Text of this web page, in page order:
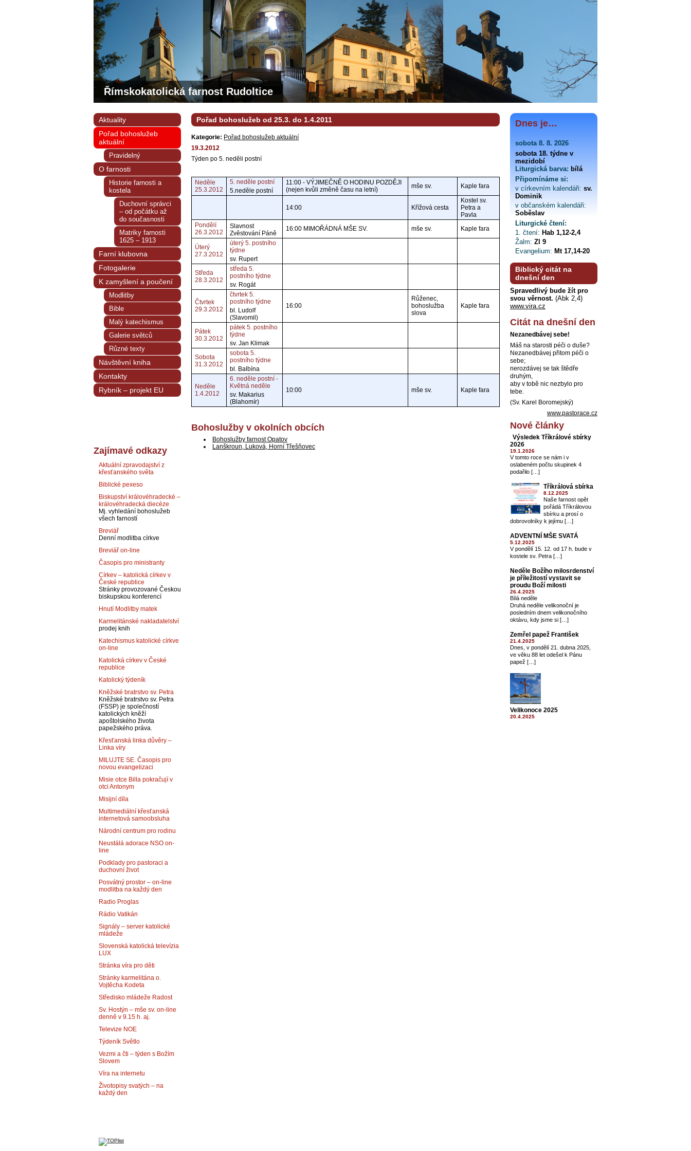
Římskokatolická farnost Rudoltice
Pořad bohoslužeb od 25.3. do 1.4.2011
Kategorie: Pořad bohoslužeb aktuální
19.3.2012
Týden po 5. neděli postní
Neděle
25.3.2012
5. neděle postní
5.neděle postní
11:00 - VÝJIMEČNĚ O HODINU POZDĚJI
(nejen kvůli změně času na letní)
mše sv. Kaple fara
14:00 Křížová cesta
Kostel sv.
Petra a
Pavla
Pondělí
26.3.2012
Slavnost
Zvěstování Páně
16:00 MIMOŘÁDNÁ MŠE SV. mše sv. Kaple fara
Úterý
27.3.2012
úterý 5. postního
týdne
sv. Rupert
Středa
28.3.2012
středa 5.
postního týdne
sv. Rogát
Čtvrtek
29.3.2012
čtvrtek 5.
postního týdne
bl. Ludolf
(Slavomil)
16:00
Růženec,
bohoslužba
slova
Kaple fara
Pátek
30.3.2012
pátek 5. postního
týdne
sv. Jan Klimak
Sobota
31.3.2012
sobota 5.
postního týdne
bl. Balbína
Neděle
1.4.2012
6. neděle postní -
Květná neděle
sv. Makarius
(Blahomír)
10:00 mše sv. Kaple fara
Bohoslužby v okolních obcích
Bohoslužby farnost Opatov
Lanškroun, Luková, Horní Třešňovec
Aktuality
Pořad bohoslužeb
aktuální
Pravidelný
O farnosti
Historie farnosti a
kostela
Duchovní správci
– od počátku až
do současnosti
Matriky farnosti
1625 – 1913
Farní klubovna
Fotogalerie
K zamyšlení a poučení
Modlitby
Bible
Malý katechismus
Galerie světců
Různé texty
Návštěvní kniha
Kontakty
Rybník – projekt EU
Zajímavé odkazy
Aktuální zpravodajství z
křesťanského světa
Biblické pexeso
Biskupství královéhradecké –
královéhradecká diecéze
Mj. vyhledání bohoslužeb
všech farností
Breviář
Denní modlitba církve
Breviář on-line
Časopis pro ministranty
Církev – katolická církev v
České republice
Stránky provozované Českou
biskupskou konferencí
Hnutí Modlitby matek
Karmelitánské nakladatelství
prodej knih
Katechismus katolické církve
on-line
Katolická církev v České
republice
Katolický týdeník
Kněžské bratrstvo sv. Petra
Kněžské bratrstvo sv. Petra
(FSSP) je společností
katolických kněží
apoštolského života
papežského práva.
Křesťanská linka důvěry –
Linka víry
MILUJTE SE. Časopis pro
novou evangelizaci
Misie otce Billa pokračují v
otci Antonym
Misijní díla
Multimediální křesťanská
internetová samoobsluha
Národní centrum pro rodinu
Neustálá adorace NSO on-
line
Podklady pro pastoraci a
duchovní život
Posvátný prostor – on-line
modlitba na každý den
Radio Proglas
Rádio Vatikán
Signály – server katolické
mládeže
Slovenská katolická televízia
LUX
Stránka víra pro děti
Stránky karmelitána o.
Vojtěcha Kodeta
Středisko mládeže Radost
Sv. Hostýn – mše sv. on-line
denně v 9.15 h. aj.
Televize NOE
Týdeník Světlo
Vezmi a čti – týden s Božím
Slovem
Víra na internetu
Životopisy svatých – na
každý den
Dnes je…
sobota 8. 8. 2026
sobota 18. týdne v
mezidobí
Liturgická barva: bílá
Připomínáme si:
v církevním kalendáři: sv.
Dominik
v občanském kalendáři:
Soběslav
Liturgické čtení:
1. čtení: Hab 1,12-2,4
Žalm: Zl 9
Evangelium: Mt 17,14-20
Biblický citát na
dnešní den
Spravedlivý bude žít pro
svou věrnost. (Abk 2,4)
www.vira.cz
Citát na dnešní den
Nezanedbávej sebe!
Máš na starosti péči o duše?
Nezanedbávej přitom péči o
sebe;
nerozdávej se tak štědře
druhým,
aby v tobě nic nezbylo pro
tebe.
(Sv. Karel Boromejský)
www.pastorace.cz
Nové články
Výsledek Tříkrálové sbírky
2026
19.1.2026
V tomto roce se nám i v
oslabeném počtu skupinek 4
podařilo […]
Tříkrálová sbírka
8.12.2025
Naše farnost opět
pořádá Tříkrálovou
sbírku a prosí o
dobrovolníky k jejímu […]
ADVENTNÍ MŠE SVATÁ
5.12.2025
V pondělí 15. 12. od 17 h. bude v
kostele sv. Petra […]
Neděle Božího milosrdenství
je příležitostí vystavit se
proudu Boží milosti
26.4.2025
Bílá neděle
Druhá neděle velikonoční je
posledním dnem velikonočního
oktávu, kdy jsme si […]
Zemřel papež František
21.4.2025
Dnes, v pondělí 21. dubna 2025,
ve věku 88 let odešel k Pánu
papež […]
Velikonoce 2025
20.4.2025